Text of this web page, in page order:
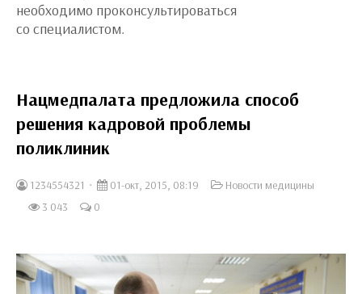
необходимо проконсультироваться
со специалистом.
Нацмедпалата предложила способ
решения кадровой проблемы
поликлиник
1234554321 01-окт, 2015, 08:19
Новости медицины
3 043
0